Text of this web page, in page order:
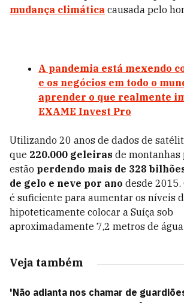
mudança climática causada pelo
A pandemia está mexendo
e os negócios em todo o
aprender o que realmente
EXAME Invest Pro
Utilizando 20 anos de dados de
que 220.000 geleiras de montanhas
estão perdendo mais de 328
de gelo e neve por ano desde
é suficiente para aumentar os níveis
hipoteticamente colocar a Suíça sob
aproximadamente 7,2 metros de água
Veja também
'Não adianta nos chamar de